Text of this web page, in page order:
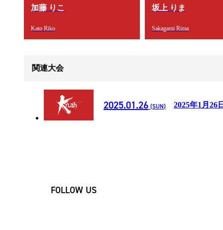
加藤 りこ
Kato Riko
坂上 りま
Sakagami Rima
関連大会
2025.01.26 (SUN) 2025年1月26
FOLLOW US